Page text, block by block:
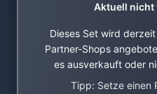
Aktuell nicht
Dieses Set wird
Partner-Shops
es ausverkauft oder
Tipp: Setze einen